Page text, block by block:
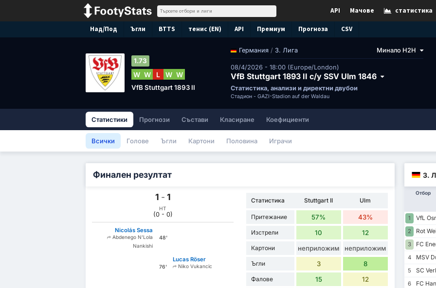
статистика
Мачове
API
Над/Под Ъгли BTTS тенис (EN) API Премиум Прогноза CSV
Германия / 3. Лига Минало H2H
08/4/2026 - 18:00 (Europe/London)
VfB Stuttgart 1893 II с/у SSV Ulm 1846
Статистика, анализи и директни двубои
Стадион - GAZİ-Stadion auf der Waldau
1.73
W W L W W
VfB Stuttgart 1893 II
Статистики Прогнози Състави Класиране Коефициенти
Всички Голове Ъгли Картони Половина Играчи
Финален резултат
1 - 1
HT
(0 - 0)
Nicolás Sessa
Abdenego N'Lola
Nankishi
48'
76'
Lucas Röser
Niko Vukancic
Статистика Stuttgart II Ulm
Притежание 57% 43%
Изстрели 10 12
Картони неприложим неприложим
Ъгли 3 8
Фалове 15 12
3.
Отбор
1 VfL
2
Rot
3
FC
4
MSV
5
SC
6
FC